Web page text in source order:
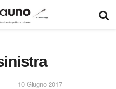
10 Giugno 2017